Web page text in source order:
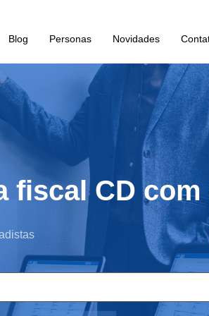
Blog Personas Novidades
fiscal CD